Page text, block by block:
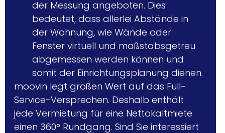
der Messung angeboten. Dies
bedeutet, dass allerlei Abstände in
der Wohnung, wie Wände oder
Fenster virtuell und maßstabsgetreu
abgemessen werden können und
somit der Einrichtungsplanung dienen.
moovin legt großen Wert auf das Full-
Service-Versprechen. Deshalb enthält
jede Vermietung für eine Nettokaltmiete
einen 360° Rundgang. Sind Sie interessiert